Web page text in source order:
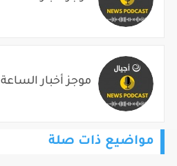
موجز أخبار الساعة 5 م 2026/08/06
مواضيع ذات صلة